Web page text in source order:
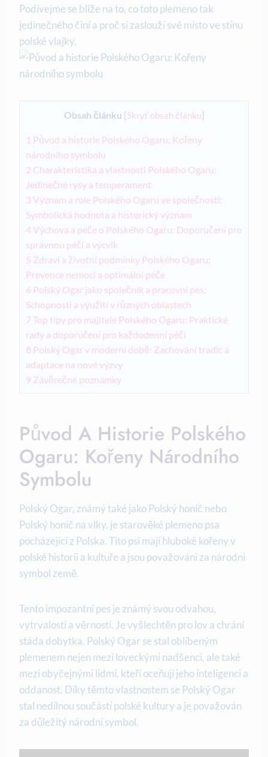
Podívejme se blíže na to, co toto plemeno tak
jedinečného činí a proč si zaslouží své místo ve stínu
polské vlajky.
Obsah článku [Skryť obsah článku]
1 Původ a historie Polského Ogaru: Kořeny
národního symbolu
2 Charakteristika a vlastnosti Polského Ogaru:
Jedinečné rysy a temperament
3 Význam a role Polského Ogaru ve společnosti:
Symbolická hodnota a historický význam
4Výchova a péče o Polského Ogaru: Doporučení pro
správnou péči a výcvik
5 Zdraví a životní podmínky Polského Ogaru:
Prevence nemocí a optimální péče
6 Polský Ogar jako společník a pracovní pes:
Schopnosti a využití v různých oblastech
7Top tipy pro majitele Polského Ogaru: Praktické
rady a doporučení pro každodenní péči
8 Polský Ogar v moderní době: Zachování tradic a
adaptace na nové výzvy
9 Závěrečné poznámky
Původ A Historie Polského
Ogaru: Kořeny Národního
Symbolu
Polský Ogar, známý také jako Polský honič nebo
Polský honič na vlky, je starověké plemeno psa
pocházející z Polska. Tito psi mají hluboké kořeny v
polské historii a kultuře a jsou považováni za národní
symbol země.
Tento impozantní pes je známý svou odvahou,
vytrvalostí a věrností. Je vyšlechtěn pro lov a chrání
stáda dobytka. Polský Ogar se stal oblíbeným
plemenem nejen mezi loveckými nadšenci, ale také
mezi obyčejnými lidmi, kteří oceňují jeho inteligenci a
oddanost. Díky těmto vlastnostem se Polský Ogar
stal nedílnou součástí polské kultury a je považován
za důležitý národní symbol.